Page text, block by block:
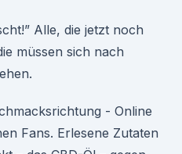
Alle, die jetzt noch
müssen sich nach
- Online
Fans. Erlesene Zutaten